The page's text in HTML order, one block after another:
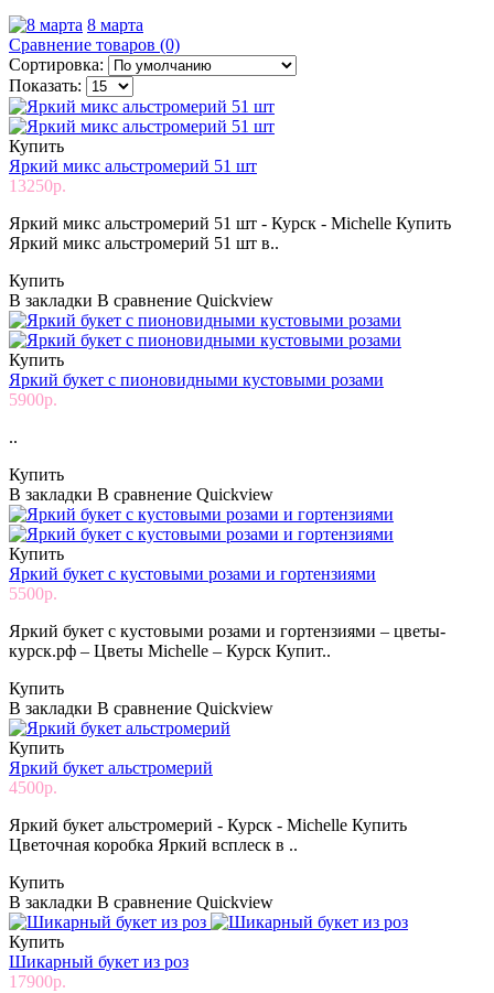
8 марта
Сравнение товаров (0)
Сортировка:
Показать:
Купить
Яркий микс альстромерий 51 шт
13250р.
Яркий микс альстромерий 51 шт - Курск - Michelle Купить
Яркий микс альстромерий 51 шт в..
Купить
В закладки В сравнение Quickview
Купить
Яркий букет с пионовидными кустовыми розами
5900р.
..
Купить
В закладки В сравнение Quickview
Купить
Яркий букет с кустовыми розами и гортензиями
5500р.
Яркий букет с кустовыми розами и гортензиями – цветы-
курск.рф – Цветы Michelle – Курск Купит..
Купить
В закладки В сравнение Quickview
Купить
Яркий букет альстромерий
4500р.
Яркий букет альстромерий - Курск - Michelle Купить
Цветочная коробка Яркий всплеск в ..
Купить
В закладки В сравнение Quickview
Купить
Шикарный букет из роз
17900р.